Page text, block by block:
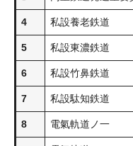
4 私設養老鉄道
5 私設東濃鉄道
6 私設竹鼻鉄道
7 私設駄知鉄道
8 電氣軌道ノ一